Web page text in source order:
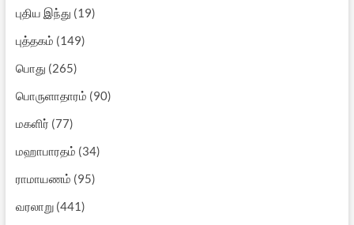
புதிய இந்து (19)
புத்தகம் (149)
பொது (265)
பொருளாதாரம் (90)
மகளிர் (77)
மஹாபாரதம் (34)
ராமாயணம் (95)
வரலாறு(441)